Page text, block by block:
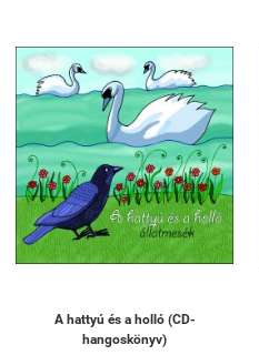
A hattyú és a holló (CD-
hangoskönyv)